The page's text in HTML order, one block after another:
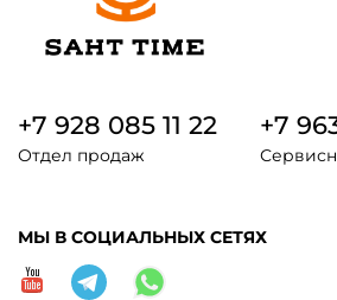
+7 928 085 11 22
Отдел продаж
+7
МЫ В СОЦИАЛЬНЫХ СЕТЯХ